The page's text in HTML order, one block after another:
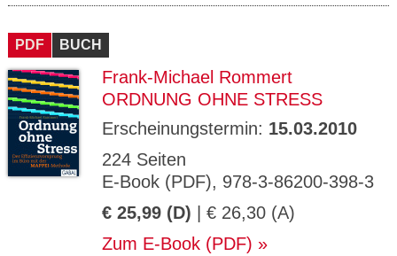
PDF BUCH
Frank-Michael Rommert
ORDNUNG OHNE STRESS
Erscheinungstermin: 15.03.2010
224 Seiten
E-Book (PDF), 978-3-86200-398-3
€ 25,99 (D) | € 26,30 (A)
Zum E-Book (PDF)